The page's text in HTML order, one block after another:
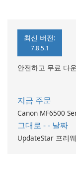
최신 버전:
7.8.5.1
안전하고 무료 다
지금 주문
Canon MF6500
그대로 - - 날짜
UpdateStar 프리